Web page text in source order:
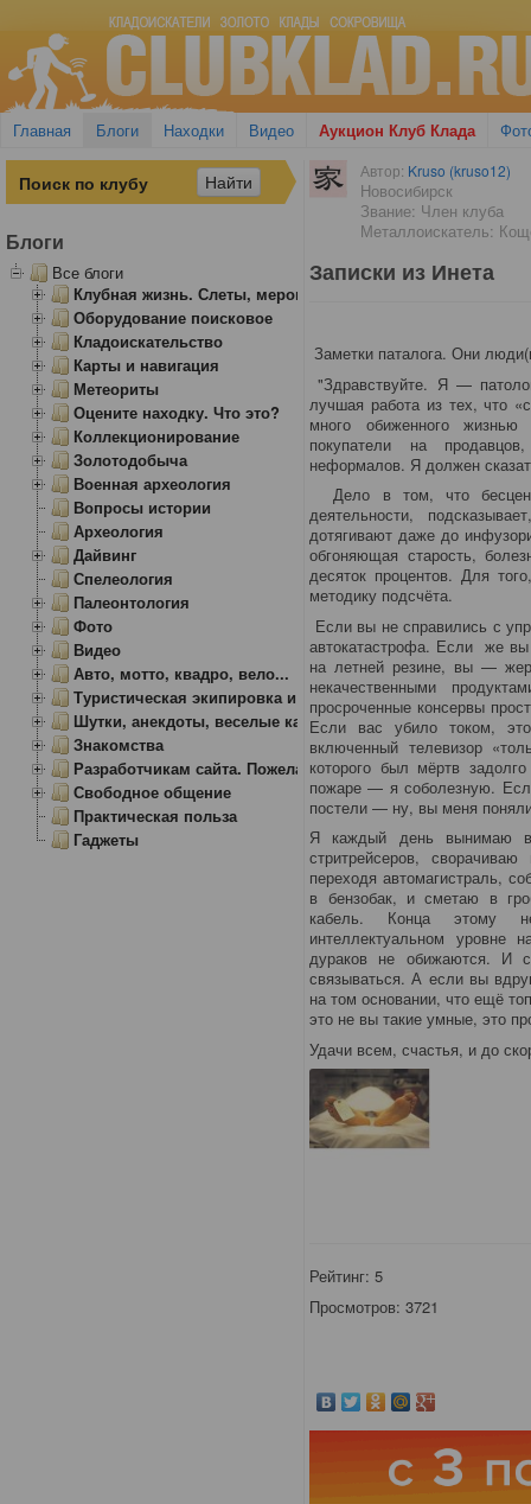
Главная Блоги Находки Видео Аукцион Клуб Клада
Автор: Kruso (kruso12)
Новосибирск
Звание: Член клуба
Металлоискатель:
Записки из Инета
Заметки паталога. Они
"Здравствуйте. Я —
лучшая работа из тех, что
много обиженного
покупатели на
неформалов. Я должен
Дело в том, что
деятельности,
дотягивают даже до
обгоняющая старость,
десяток процентов. Для
методику подсчёта.
Если вы не справились с
автокатастрофа. Если же
на летней резине, вы —
некачественными
просроченные консервы
Если вас убило током,
включенный телевизор
которого был мёртв
пожаре — я соболезную.
постели — ну, вы меня
Я каждый день вынимаю
стритрейсеров,
переходя автомагистраль,
в бензобак, и сметаю в
кабель. Конца этому
интеллектуальном
дураков не обижаются. И
связываться. А если вы
на том основании, что ещё
это не вы такие умные, это
Удачи всем, счастья, и до
Рейтинг: 5
Просмотров: 3721
Блоги
Все блоги
Клубная жизнь. Слеты, мероприятия
Оборудование поисковое
Кладоискательство
Карты и навигация
Метеориты
Оцените находку. Что это?
Коллекционирование
Золотодобыча
Военная археология
Вопросы истории
Археология
Дайвинг
Спелеология
Палеонтология
Фото
Видео
Авто, мотто, квадро, вело...
Туристическая экипировка и снаряжение
Шутки, анекдоты, веселые картинки
Знакомства
Разработчикам сайта. Пожелания, замечания.
Свободное общение
Практическая польза
Гаджеты